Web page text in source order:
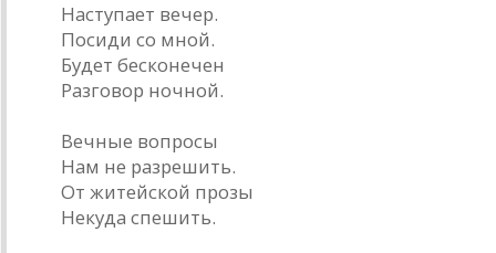
Наступает вечер.
Посиди со мной.
Будет бесконечен
Разговор ночной.
Вечные вопросы
Нам не разрешить.
От житейской прозы
Некуда спешить.